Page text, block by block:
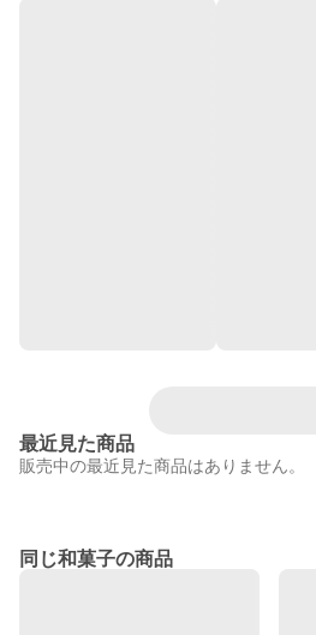
最近見た商品
販売中の最近見た商品はありません。
同じ和菓子の商品